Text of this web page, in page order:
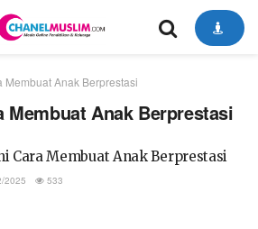
Membuat Anak Berprestasi
Membuat Anak Berprestasi
Cara Membuat Anak Berprestasi
2025 533